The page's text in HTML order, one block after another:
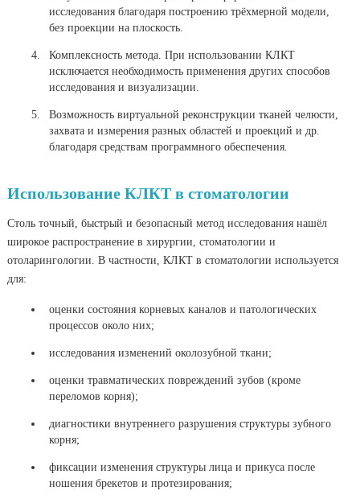
исследования благодаря построению трёхмерной модели,
без проекции на плоскость.
Комплексность метода. При использовании КЛКТ
исключается необходимость применения других способов
исследования и визуализации.
Возможность виртуальной реконструкции тканей челюсти,
захвата и измерения разных областей и проекций и др.
благодаря средствам программного обеспечения.
Использование КЛКТ в стоматологии
Столь точный, быстрый и безопасный метод исследования нашёл
широкое распространение в хирургии, стоматологии и
отоларингологии. В частности, КЛКТ в стоматологии используется
для:
оценки состояния корневых каналов и патологических
процессов около них;
исследования изменений околозубной ткани;
оценки травматических повреждений зубов (кроме
переломов корня);
диагностики внутреннего разрушения структуры зубного
корня;
фиксации изменения структуры лица и прикуса после
ношения брекетов и протезирования;